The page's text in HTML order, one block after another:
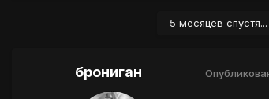
5 месяцев спустя...
брониган